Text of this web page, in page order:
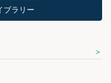
ブラリー